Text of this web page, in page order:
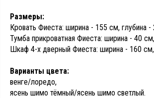
Размеры:
Кровать Фиеста: ширина - 155 см, глубина
Тумба прикроватная Фиеста: ширина - 40
Шкаф 4-х дверный Фиеста: ширина - 160
Варианты цвета:
венге/лоредо,
ясень шимо тёмный/ясень шимо светлый.